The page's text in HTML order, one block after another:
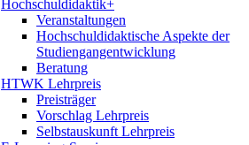
Hochschuldidaktik+
Veranstaltungen
Hochschuldidaktische Aspekte der
Studiengangentwicklung
Beratung
HTWK Lehrpreis
Preisträger
Vorschlag Lehrpreis
Selbstauskunft Lehrpreis